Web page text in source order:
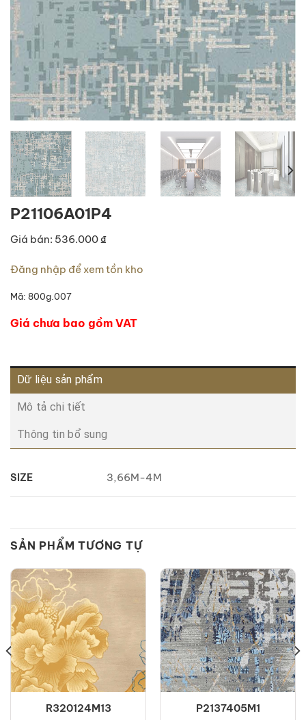
P21106A01P4
Giá bán: 536.000 ₫
Đăng nhập để xem tồn kho
Mã: 800g.007
Giá chưa bao gồm VAT
Dữ liệu sản phẩm
Mô tả chi tiết
Thông tin bổ sung
SIZE 3,66M-4M
SẢN PHẨM TƯƠNG TỰ
R320124M13 P2137405M1